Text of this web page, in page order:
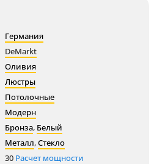
Германия
DeMarkt
Оливия
Люстры
Потолочные
Модерн
Бронза, Белый
Металл,Стекло
30 Расчет мощности